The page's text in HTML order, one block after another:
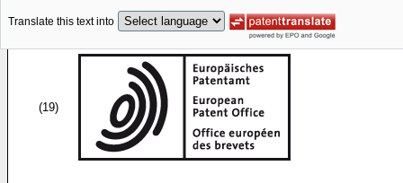
Translate this text into
(19)